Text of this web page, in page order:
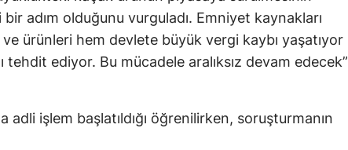
adım olduğunu vurguladı. Emniyet kaynakları
ve ürünleri hem devlete büyük vergi kaybı yaşatıyor
tehdit ediyor. Bu mücadele aralıksız devam edecek”
adli işlem başlatıldığı öğrenilirken, soruşturmanın